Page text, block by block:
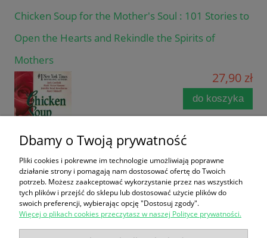
Chicken Soup for the Mother's Soul : 101 Stories to
Open the Hearts and Rekindle the Spirits of
Mothers
27,90 zł
do koszyka
Cholesterol : Co jeść bez ryzyka / Petra Sippel
Dbamy o Twoją prywatność
Pliki cookies i pokrewne im technologie umożliwiają poprawne
działanie strony i pomagają nam dostosować ofertę do Twoich
potrzeb. Możesz zaakceptować wykorzystanie przez nas wszystkich
tych plików i przejść do sklepu lub dostosować użycie plików do
swoich preferencji, wybierając opcję "Dostosuj zgody".
Więcej o plikach cookies przeczytasz w naszej Polityce prywatności.